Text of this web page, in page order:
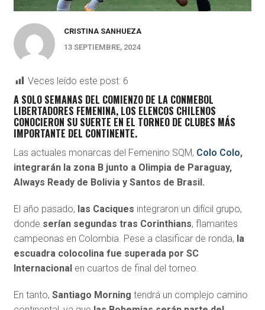
CRISTINA SANHUEZA
13 SEPTIEMBRE, 2024
Veces leído este post: 6
A SOLO SEMANAS DEL COMIENZO DE LA CONMEBOL
LIBERTADORES FEMENINA, LOS ELENCOS CHILENOS
CONOCIERON SU SUERTE EN EL TORNEO DE CLUBES MÁS
IMPORTANTE DEL CONTINENTE.
Las actuales monarcas del Femenino SQM, Colo Colo,
integrarán la zona B junto a Olimpia de Paraguay,
Always Ready de Bolivia y Santos de Brasil.
El año pasado, las Caciques integraron un difícil grupo,
donde serían segundas tras Corinthians, flamantes
campeonas en Colombia. Pese a clasificar de ronda, la
escuadra colocolina fue superada por SC
Internacional en cuartos de final del torneo.
En tanto, Santiago Morning tendrá un complejo camino